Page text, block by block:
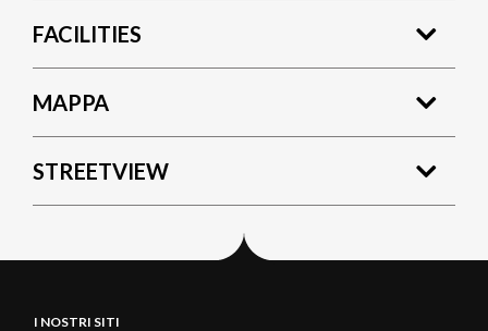
FACILITIES
MAPPA
STREETVIEW
I NOSTRI SITI